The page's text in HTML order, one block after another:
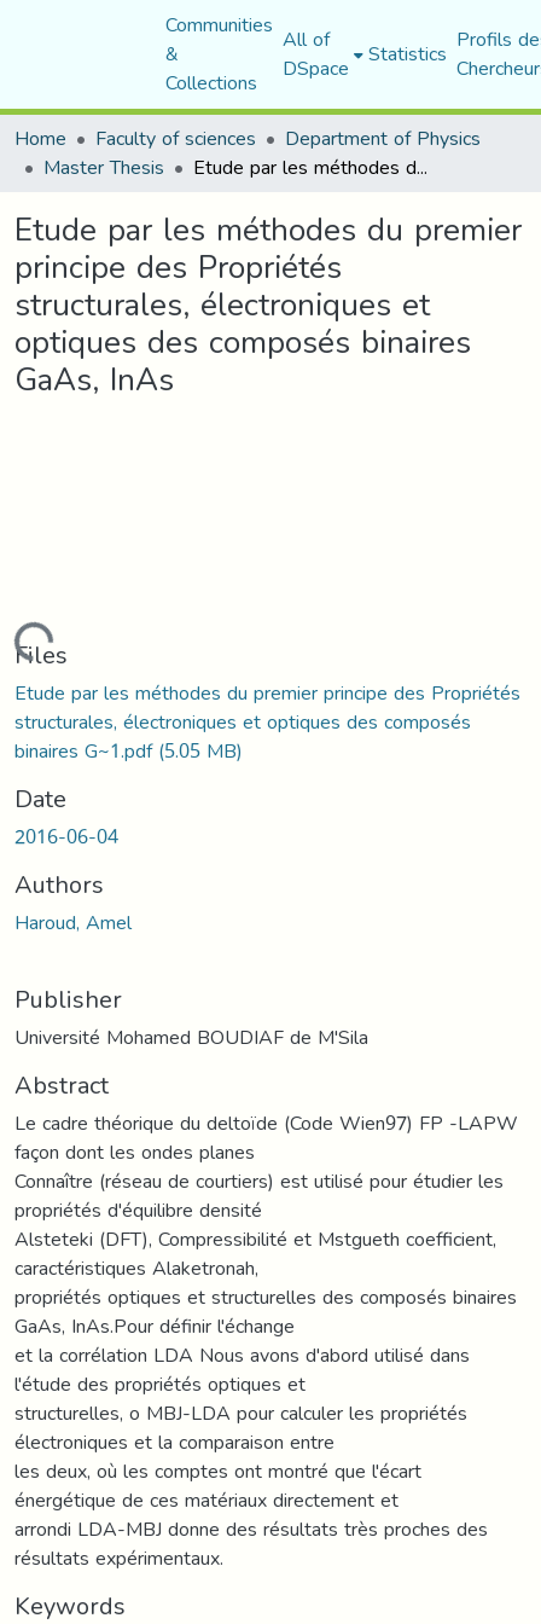
Communities
&
Collections
All of
DSpace Statistics Profils
Home
Faculty of sciences Department of Physics
Master Thesis Etude par les méthodes du premier principe des Propriétés structurales, électroniques et optiques des composés binaires GaAs, InAs
Etude par les méthodes du premier
principe des Propriétés
structurales, électroniques et
optiques des composés binaires
GaAs, InAs
Loading...
Files
Etude par les méthodes du premier principe des Propriétés
structurales, électroniques et optiques des composés
binaires G~1.pdf(5.05 MB)
Date
2016-06-04
Authors
Haroud, Amel
Publisher
Université Mohamed BOUDIAF de M'Sila
Abstract
Le cadre théorique du deltoïde (Code Wien97) FP -LAPW
façon dont les ondes planes
Connaître (réseau de courtiers) est utilisé pour étudier les
propriétés d'équilibre densité
Alsteteki (DFT), Compressibilité et Mstgueth coefficient,
caractéristiques Alaketronah,
propriétés optiques et structurelles des composés binaires
GaAs, InAs.Pour définir l'échange
et la corrélation LDA Nous avons d'abord utilisé dans
l'étude des propriétés optiques et
structurelles, o MBJ-LDA pour calculer les propriétés
électroniques et la comparaison entre
les deux, où les comptes ont montré que l'écart
énergétique de ces matériaux directement et
arrondi LDA-MBJ donne des résultats très proches des
résultats expérimentaux.
Keywords